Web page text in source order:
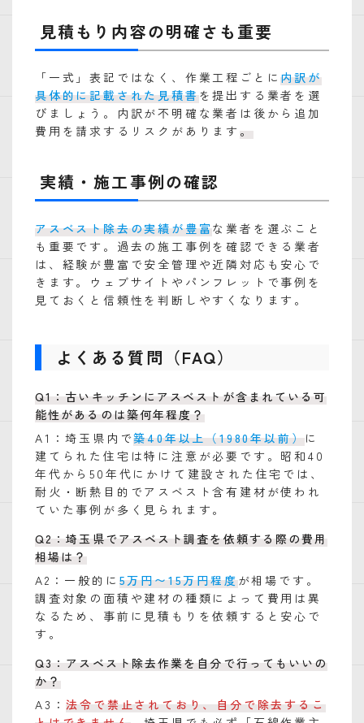
見積もり内容の明確さも重要
「一式」表記ではなく、作業工程ごとに内訳が
具体的に記載された見積書を提出する業者を選
びましょう。内訳が不明確な業者は後から追加
費用を請求するリスクがあります 。
実績・施工事例の確認
アスベスト除去の実績が豊富な業者を選ぶこと
も重要です。過去の施工事例を確認できる業者
は、経験が豊富で安全管理や近隣対応も安心で
きます。ウェブサイトやパンフレットで事例を
見ておくと信頼性を判断しやすくなります。
よくある質問（FAQ）
Q1：古いキッチンにアスベストが含まれている可
能性があるのは築何年程度？
A1：埼玉県内で築40年以上（1980年以前）に
建てられた住宅は特に注意が必要です。昭和40
年代から50年代にかけて建設された住宅では、
耐火・断熱目的でアスベスト含有建材が使われ
ていた事例が多く見られます。
Q2：埼玉県でアスベスト調査を依頼する際の費用
相場は？
A2：一般的に 5万円〜15万円程度が相場です。
調査対象の面積や建材の種類によって費用は異
なるため、事前に見積もりを依頼すると安心で
す。
Q3：アスベスト除去作業を自分で行ってもいいの
か？
A3：法令で禁止されており、自分で除去するこ